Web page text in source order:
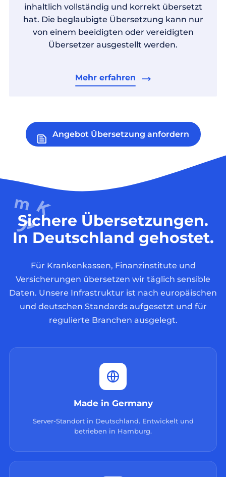
inhaltlich vollständig und korrekt übersetzt
hat. Die beglaubigte Übersetzung kann nur
von einem beeidigten oder vereidigten
Übersetzer ausgestellt werden.
Mehr erfahren
Angebot Übersetzung anfordern
Sichere Übersetzungen.
In Deutschland gehostet.
Für Krankenkassen, Finanzinstitute und
Versicherungen übersetzen wir täglich sensible
Daten. Unsere Infrastruktur ist nach europäischen
und deutschen Standards aufgesetzt und für
regulierte Branchen ausgelegt.
Made in Germany
Server-Standort in Deutschland. Entwickelt und
betrieben in Hamburg.